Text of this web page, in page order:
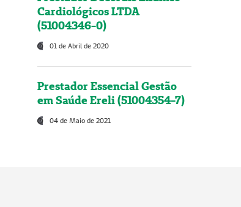
Cardiológicos LTDA
(51004346-0)
01 de Abril de 2020
Prestador Essencial Gestão
em Saúde Ereli (51004354-7)
04 de Maio de 2021